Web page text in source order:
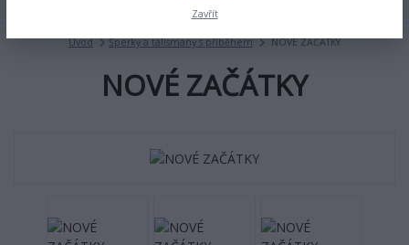
Úvod Šperky a talismany s příběhem NOVÉ ZAČÁTKY
NOVÉ ZAČÁTKY
Zavřít